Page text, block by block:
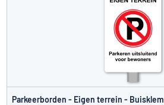
Parkeerborden - Eigen terrein - Buisklem